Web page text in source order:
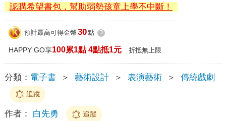
認購希望書包，幫助弱勢孩童上學不中斷！
預計最高可得金幣 30點 ?
HAPPY GO享100累1點 4點抵1元 折抵無上限
分類： 電子書 ＞ 藝術設計 ＞ 表演藝術 ＞ 傳統戲劇
追蹤
作者： 白先勇 追蹤